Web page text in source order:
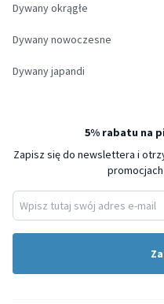
Dywany okrągłe
Dywany nowoczesne
Dywany japandi
5% rabatu na
Zapisz się do newslettera i